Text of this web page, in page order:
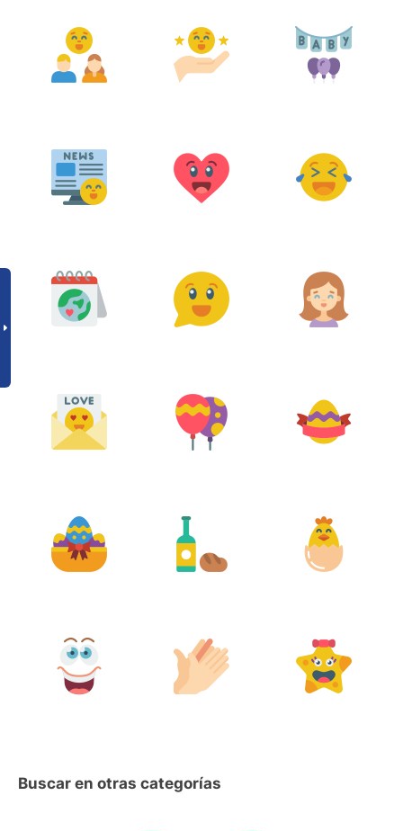
Buscar en otras categorías